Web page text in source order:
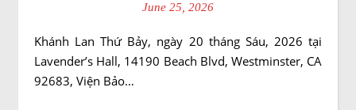
June 25, 2026
Khánh Lan Thứ Bảy, ngày 20 tháng Sáu, 2026 tại
Lavender’s Hall, 14190 Beach Blvd, Westminster, CA
92683, Viện Bảo…